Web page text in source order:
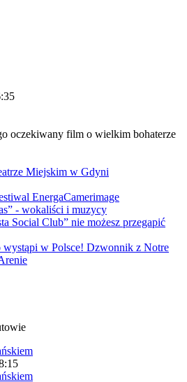
oczekiwany film o wielkim bohaterze
Miejskim w Gdyni
EnergaCamerimage
- wokaliści i muzycy
Social Club” nie możesz przegapić
w Polsce! Dzwonnik z Notre